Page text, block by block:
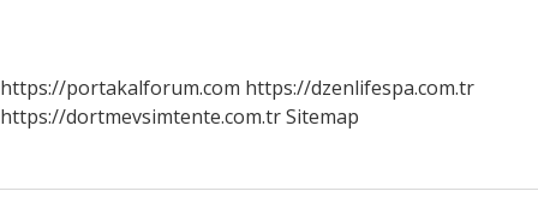
https://portakalforum.com https://dzenlifespa.com.tr
https://dortmevsimtente.com.trSitemap